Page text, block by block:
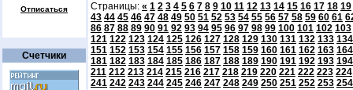
Отписаться
Счетчики
Страницы: « 1 2 3 4 5 6 7 8 9 10 11 12 13 14 15 16 17 18 19
43 44 45 46 47 48 49 50 51 52 53 54 55 56 57 58 59 60 61
86 87 88 89 90 91 92 93 94 95 96 97 98 99 100 101 102 103
121 122 123 124 125 126 127 128 129 130 131 132 133 134
151 152 153 154 155 156 157 158 159 160 161 162 163 164
181 182 183 184 185 186 187 188 189 190 191 192 193 194
211 212 213 214 215 216 217 218 219 220 221 222 223 224
241 242 243 244 245 246 247 248 249 250 251 252 253 254